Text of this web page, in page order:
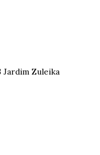
Jardim Zuleika